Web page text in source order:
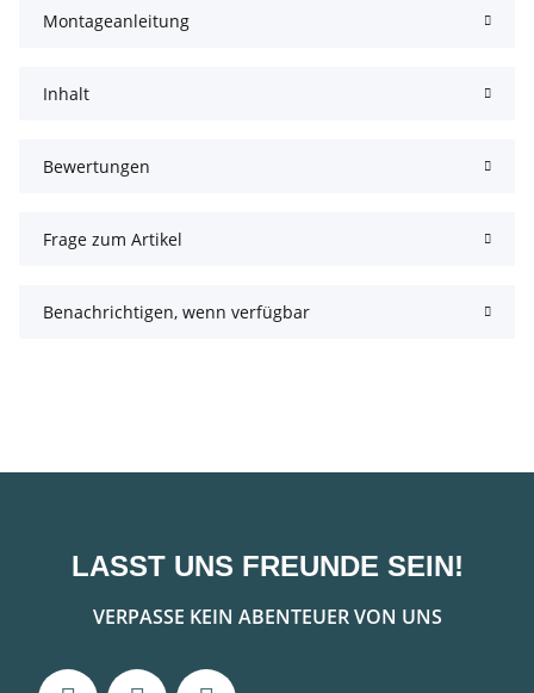
Montageanleitung
Inhalt
Bewertungen
Frage zum Artikel
Benachrichtigen, wenn verfügbar
LASST UNS FREUNDE SEIN!
VERPASSE KEIN ABENTEUER VON UNS